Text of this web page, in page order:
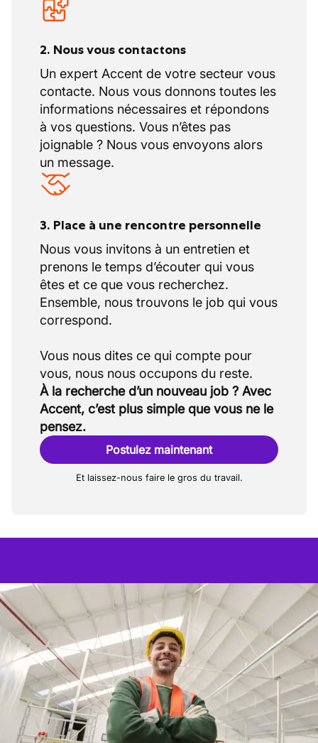
2. Nous vous contactons
Un expert Accent de votre secteur vous
contacte. Nous vous donnons toutes les
informations nécessaires et répondons
à vos questions. Vous n’êtes pas
joignable ? Nous vous envoyons alors
un message.
3. Place à une rencontre personnelle
Nous vous invitons à un entretien et
prenons le temps d’écouter qui vous
êtes et ce que vous recherchez.
Ensemble, nous trouvons le job qui vous
correspond.
Vous nous dites ce qui compte pour
À la recherche d’un nouveau job ? Avec
Accent, c’est plus simple que vous ne le
pensez.
Postulez maintenant
Et laissez-nous faire le gros du travail.